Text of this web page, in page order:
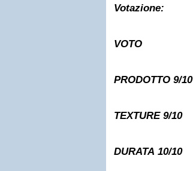
Votazione:
VOTO
PRODOTTO 9/10
TEXTURE 9/10
DURATA 10/10